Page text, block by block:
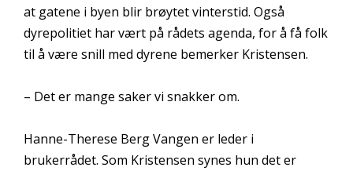
at gatene i byen blir brøytet vinterstid. Også
dyrepolitiet har vært på rådets agenda, for å få folk
til å være snill med dyrene bemerker Kristensen.
– Det er mange saker vi snakker om.
Hanne-Therese Berg Vangen er leder i
brukerrådet. Som Kristensen synes hun det er